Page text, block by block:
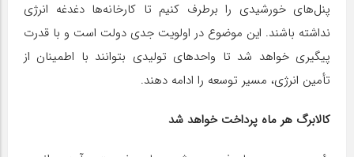
پنل‌های خورشیدی را برطرف کنیم تا کارخانه‌ها دغدغه انرژی
نداشته باشند. این موضوع در اولویت جدی دولت است و با قدرت
پیگیری خواهد شد تا واحدهای تولیدی بتوانند با اطمینان از
تأمین انرژی، مسیر توسعه را ادامه دهند.
کالابرگ هر ماه پرداخت خواهد شد